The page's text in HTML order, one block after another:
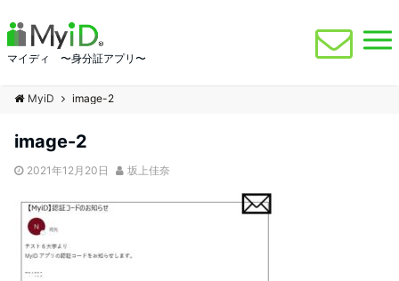
マイディ 〜身分証アプリ〜
MyiD image-2
image-2
2021年12月20日 坂上佳奈